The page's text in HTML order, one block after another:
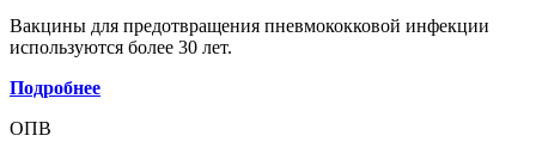
Вакцины для предотвращения пневмококковой инфекции
используются более 30 лет.
Подробнее
ОПВ